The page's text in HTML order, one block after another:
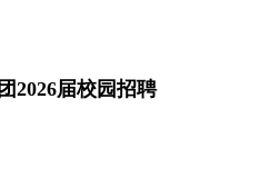
2026届校园招聘